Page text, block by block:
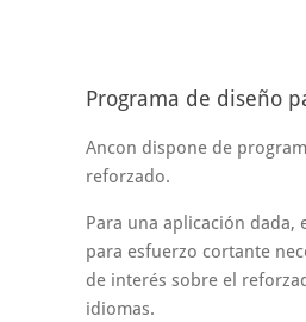
Programa de diseño
Ancon dispone de
reforzado.
Para una aplicación dada,
para esfuerzo cortante
de interés sobre el
idiomas.